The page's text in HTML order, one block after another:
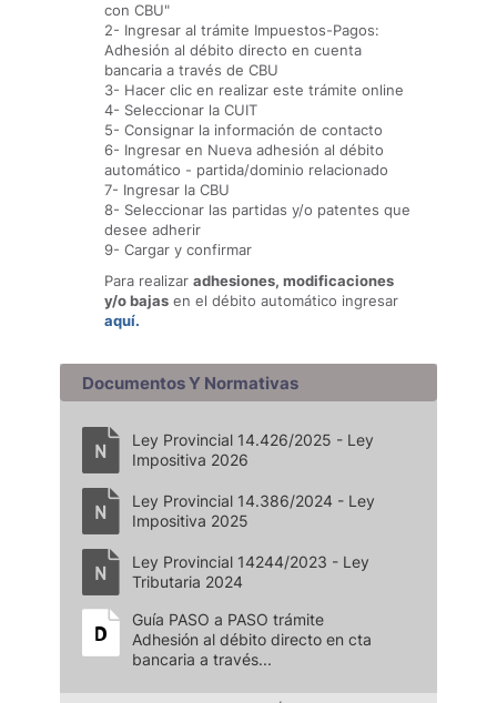
con CBU"
2- Ingresar al trámite Impuestos-Pagos:
Adhesión al débito directo en cuenta
bancaria a través de CBU
3- Hacer clic en realizar este trámite online
4- Seleccionar la CUIT
5- Consignar la información de contacto
6- Ingresar en Nueva adhesión al débito
automático - partida/dominio relacionado
7- Ingresar la CBU
8- Seleccionar las partidas y/o patentes que
desee adherir
9- Cargar y confirmar
Para realizar adhesiones, modificaciones
y/o bajas en el débito automático ingresar
aquí.
Documentos Y Normativas
Ley Provincial 14.426/2025 - Ley
Impositiva 2026
Ley Provincial 14.386/2024 - Ley
Impositiva 2025
Ley Provincial 14244/2023 - Ley
Tributaria 2024
Guía PASO a PASO trámite
Adhesión al débito directo en cta
bancaria a través...